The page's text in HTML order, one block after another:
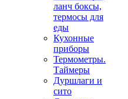
ланч боксы,
термосы для
еды
Кухонные
приборы
Термометры.
Таймеры
Дуршлаги и
сито